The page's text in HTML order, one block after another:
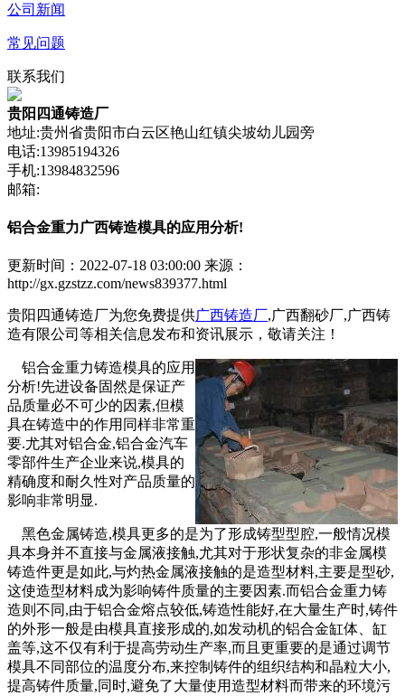
公司新闻
常见问题
联系我们
贵阳四通铸造厂
地址:贵州省贵阳市白云区艳山红镇尖坡幼儿园旁
电话:13985194326
手机:13984832596
邮箱:
铝合金重力广西铸造模具的应用分析!
更新时间：2022-07-18 03:00:00 来源：
http://gx.gzstzz.com/news839377.html
贵阳四通铸造厂为您免费提供广西铸造厂,广西翻砂厂,广西铸
造有限公司等相关信息发布和资讯展示，敬请关注！
铝合金重力铸造模具的应用
分析!先进设备固然是保证产
品质量必不可少的因素,但模
具在铸造中的作用同样非常重
要.尤其对铝合金,铝合金汽车
零部件生产企业来说,模具的
精确度和耐久性对产品质量的
影响非常明显.
黑色金属铸造,模具更多的是为了形成铸型型腔,一般情况模
具本身并不直接与金属液接触,尤其对于形状复杂的非金属模
铸造件更是如此,与灼热金属液接触的是造型材料,主要是型砂,
这使造型材料成为影响铸件质量的主要因素.而铝合金重力铸
造则不同,由于铝合金熔点较低,铸造性能好,在大量生产时,铸件
的外形一般是由模具直接形成的,如发动机的铝合金缸体、缸
盖等,这不仅有利于提高劳动生产率,而且更重要的是通过调节
模具不同部位的温度分布,来控制铸件的组织结构和晶粒大小,
提高铸件质量,同时,避免了大量使用造型材料而带来的环境污